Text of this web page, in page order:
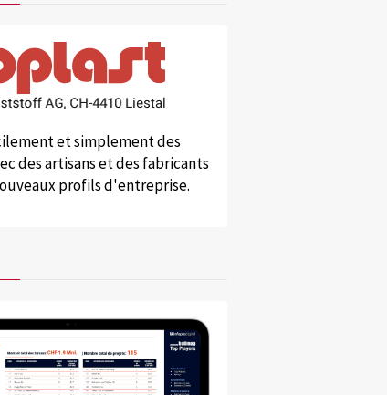
et simplement des
des artisans et des fabricants
profils d'entreprise.